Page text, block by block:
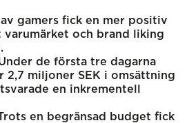
gamers fick en mer positiv
och brand liking
de första tre dagarna
2,7 miljoner SEK i omsättning
en inkrementell
en begränsad budget fick